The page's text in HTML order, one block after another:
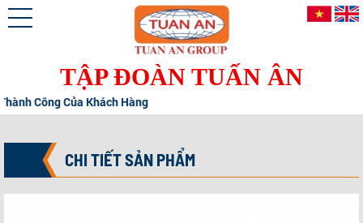
TẬP ĐOÀN TUẤN ÂN
Công Của Khách Hàng
CHI TIẾT SẢN PHẨM